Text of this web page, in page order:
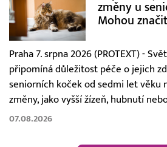
změny u
Mohou
Praha 7. srpna 2026 (PROTEXT) -
připomíná důležitost péče o jejich
seniorních koček od sedmi let věku
změny, jako vyšší žízeň, hubnutí
07.08.2026